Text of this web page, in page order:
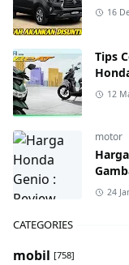
16
Tips
12
motor
24
CATEGORIES
mobil [758]